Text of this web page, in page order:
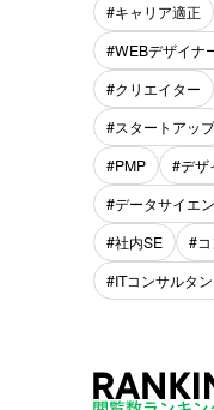
キャリア適正
WEBデザイナ
クリエイター
スタートアップ
PMP
デザ
データサイエ
社内SE
コ
ITコンサルタン